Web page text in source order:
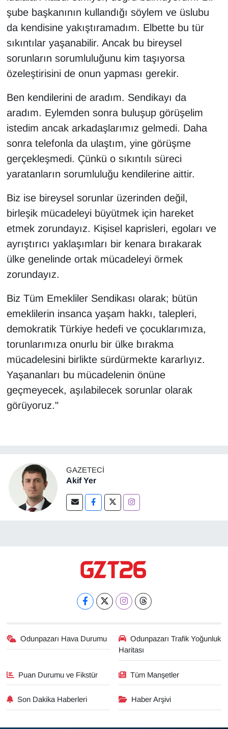
şube başkanının kullandığı söylem ve üslubu
da kendisine yakıştıramadım. Elbette bu tür
sıkıntılar yaşanabilir. Ancak bu bireysel
sorunların sorumluluğunu kim taşıyorsa
özeleştirisini de onun yapması gerekir.
Ben kendilerini de aradım. Sendikayı da
aradım. Eylemden sonra buluşup görüşelim
istedim ancak arkadaşlarımız gelmedi. Daha
sonra telefonla da ulaştım, yine görüşme
gerçekleşmedi. Çünkü o sıkıntılı süreci
yaratanların sorumluluğu kendilerine aittir.
Biz ise bireysel sorunlar üzerinden değil,
birleşik mücadeleyi büyütmek için hareket
etmek zorundayız. Kişisel kaprisleri, egoları ve
ayrıştırıcı yaklaşımları bir kenara bırakarak
ülke genelinde ortak mücadeleyi örmek
zorundayız.
Biz Tüm Emekliler Sendikası olarak; bütün
emeklilerin insanca yaşam hakkı, talepleri,
demokratik Türkiye hedefi ve çocuklarımıza,
torunlarımıza onurlu bir ülke bırakma
mücadelesini birlikte sürdürmekte kararlıyız.
Yaşananları bu mücadelenin önüne
geçmeyecek, aşılabilecek sorunlar olarak
görüyoruz."
GAZETECI
Akif Yer
Odunpazarı Hava Durumu
Odunpazarı Trafik Yoğunluk
Haritası
Puan Durumu ve Fikstür Tüm Manşetler
Son Dakika Haberleri Haber Arşivi